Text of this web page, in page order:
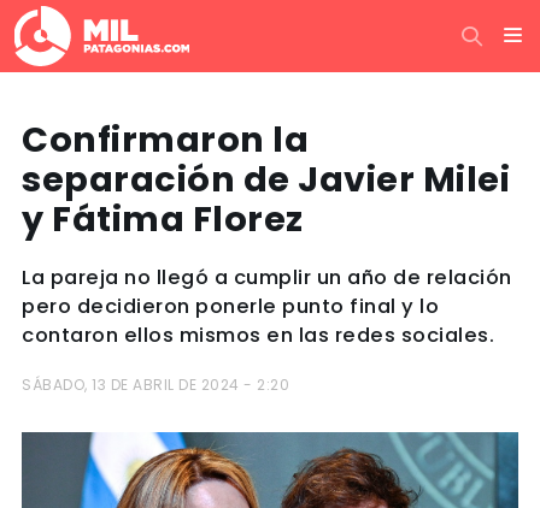
Confirmaron la
separación de Javier Milei
y Fátima Florez
La pareja no llegó a cumplir un año de relación
pero decidieron ponerle punto final y lo
contaron ellos mismos en las redes sociales.
SÁBADO, 13 DE ABRIL DE 2024 - 2:20